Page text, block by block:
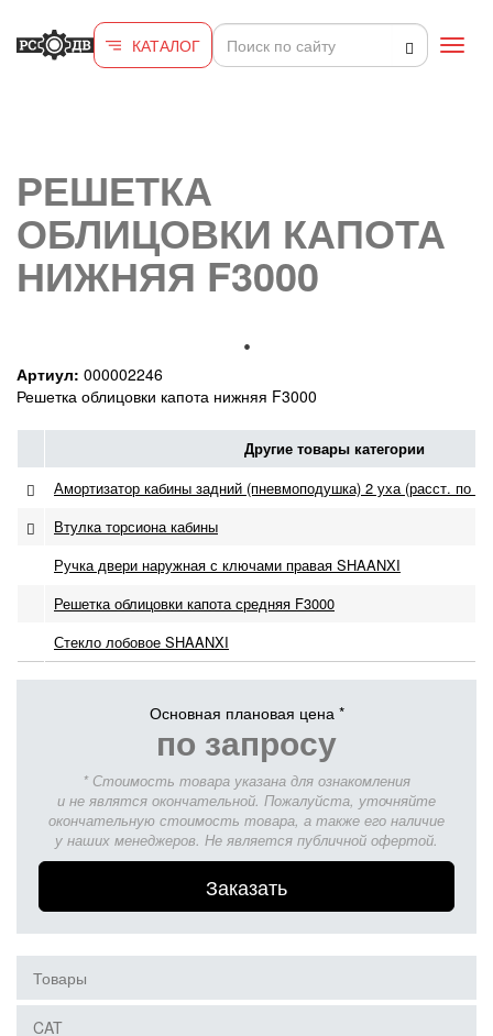
КАТАЛОГ
РЕШЕТКА
ОБЛИЦОВКИ КАПОТА
НИЖНЯЯ F3000
Артиул: 000002246
Решетка облицовки капота нижняя F3000
Другие товары категории
Амортизатор кабины задний (пневмоподушка) 2 уха (расст. по
Втулка торсиона кабины
Ручка двери наружная с ключами правая SHAANXI
Решетка облицовки капота средняя F3000
Стекло лобовое SHAANXI
Основная плановая цена *
по запросу
* Стоимость товара указана для ознакомления
и не являтся окончательной. Пожалуйста, уточняйте
окончательную стоимость товара, а также его наличие
у наших менеджеров. Не является публичной офертой.
Заказать
Товары
CAT